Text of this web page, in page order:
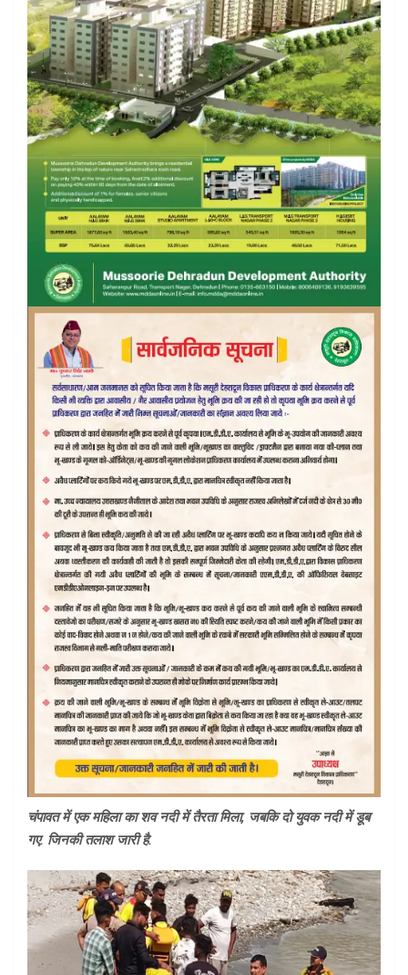
चंपावत में एक महिला का शव नदी में तैरता मिला, जबकि दो युवक नदी में डूब
गए. जिनकी तलाश जारी है.